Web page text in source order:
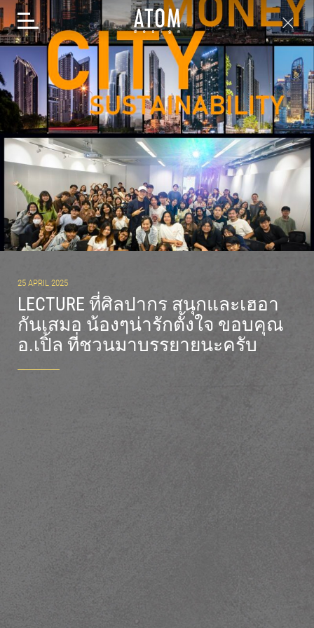
Toggle
navigation
น้องๆน่ารักตั้งใจ ขอบคุณ อ.เปิ้ล ที่ชวนมา
บรรยายนะครับ
25 APRIL 2025
25 APRIL 2025
LECTURE ที่ศิลปากร สนุกและเฮอา
กันเสมอ น้องๆน่ารักตั้งใจ ขอบคุณ
อ.เปิ้ล ที่ชวนมาบรรยายนะครับ
FOLLOW US
COPYRIGHT © 2021 ATOM DESIGN CO.,LTD.